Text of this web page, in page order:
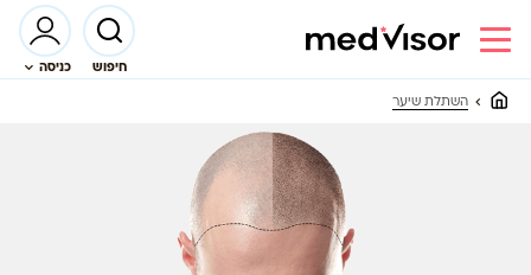
חיפוש כניסה
השתלת שיער